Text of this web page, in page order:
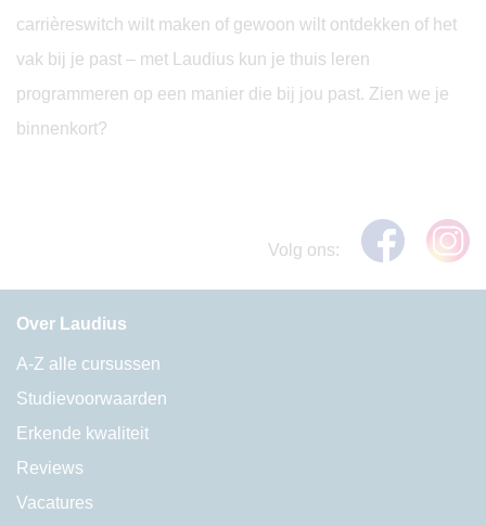
carrièreswitch wilt maken of gewoon wilt ontdekken of het
vak bij je past – met Laudius kun je thuis leren
programmeren op een manier die bij jou past. Zien we je
binnenkort?
Volg ons:
Over Laudius
A-Z alle cursussen
Studievoorwaarden
Erkende kwaliteit
Reviews
Vacatures